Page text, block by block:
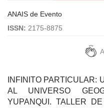
ANAIS de Evento
ISSN: 2175-8875
INFINITO PARTICULAR:
AL UNIVERSO
YUPANQUI. TALLER